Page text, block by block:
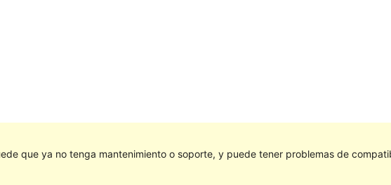
que ya no tenga mantenimiento o soporte, y puede tener problemas de